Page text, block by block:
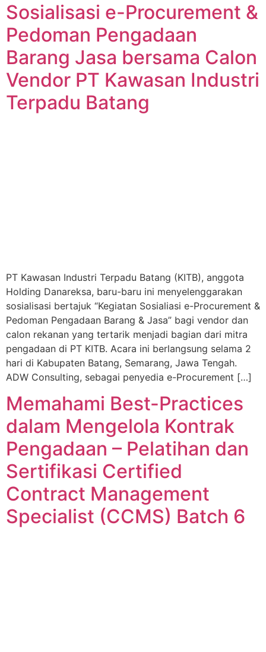
Sosialisasi e-Procurement &
Pedoman Pengadaan
Barang Jasa bersama Calon
Vendor PT Kawasan Industri
Terpadu Batang
PT Kawasan Industri Terpadu Batang (KITB), anggota
Holding Danareksa, baru-baru ini menyelenggarakan
sosialisasi bertajuk “Kegiatan Sosialiasi e-Procurement &
Pedoman Pengadaan Barang & Jasa” bagi vendor dan
calon rekanan yang tertarik menjadi bagian dari mitra
pengadaan di PT KITB. Acara ini berlangsung selama 2
hari di Kabupaten Batang, Semarang, Jawa Tengah.
ADW Consulting, sebagai penyedia e-Procurement […]
Memahami Best-Practices
dalam Mengelola Kontrak
Pengadaan – Pelatihan dan
Sertifikasi Certified
Contract Management
Specialist (CCMS) Batch 6